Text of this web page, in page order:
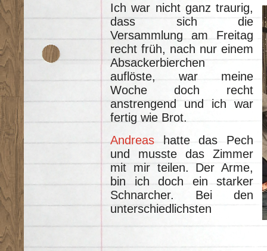
Ich war nicht ganz traurig,
dass sich die
Versammlung am Freitag
recht früh, nach nur einem
Absackerbierchen
auflöste, war meine
Woche doch recht
anstrengend und ich war
fertig wie Brot.
Andreas hatte das Pech
und musste das Zimmer
mit mir teilen. Der Arme,
bin ich doch ein starker
Schnarcher. Bei den
unterschiedlichsten